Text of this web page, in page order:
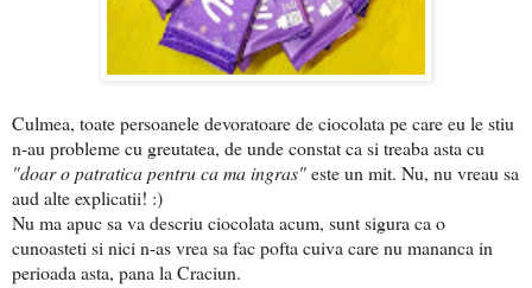
Culmea, toate persoanele devoratoare de ciocolata pe care eu le stiu
n-au probleme cu greutatea, de unde constat ca si treaba asta cu
"doar o patratica pentru ca ma ingras"este un mit. Nu, nu vreau sa
aud alte explicatii! :)
Nu ma apuc sa va descriu ciocolata acum, sunt sigura ca o
cunoasteti si nici n-as vrea sa fac pofta cuiva care nu mananca in
perioada asta, pana la Craciun.